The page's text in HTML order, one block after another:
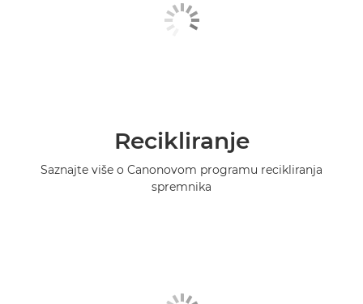
Recikliranje
Saznajte više o Canonovom programu recikliranja
spremnika